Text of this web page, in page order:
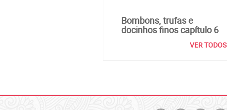
Bombons, trufas e
docinhos finos capítulo 6
VER TODOS